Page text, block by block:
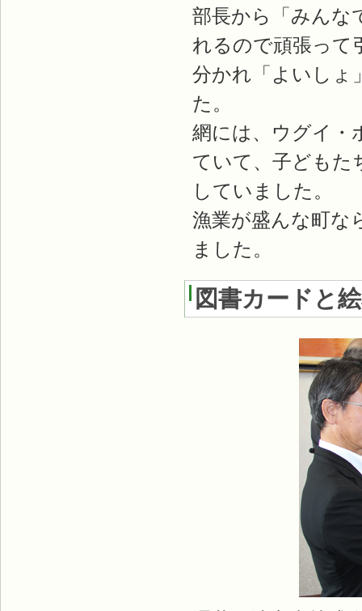
部長から「みんな
れるので頑張って
分かれ「よいしょ
た。
網には、ウグイ・
ていて、子どもた
していました。
漁業が盛んな町な
ました。
図書カードと